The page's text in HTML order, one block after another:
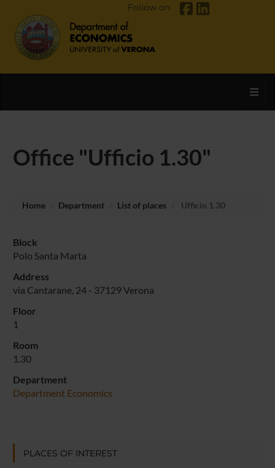
Follow on
Office "Ufficio 1.30"
Home Department List of places Ufficio 1.30
Block
Polo Santa Marta
Address
via Cantarane, 24 - 37129 Verona
Floor
1
Room
1.30
Department
Department Economics
PLACES OF INTEREST